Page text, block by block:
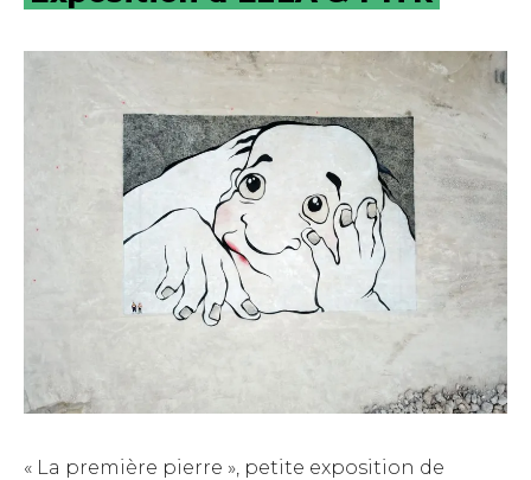
« La première pierre », petite exposition de